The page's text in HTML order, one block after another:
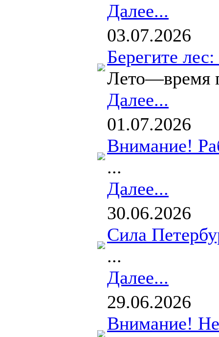
Далее...
03.07.2026
Берегите
Лето—время
Далее...
01.07.2026
Внимание!
...
Далее...
30.06.2026
Сила
...
Далее...
29.06.2026
Внимание!